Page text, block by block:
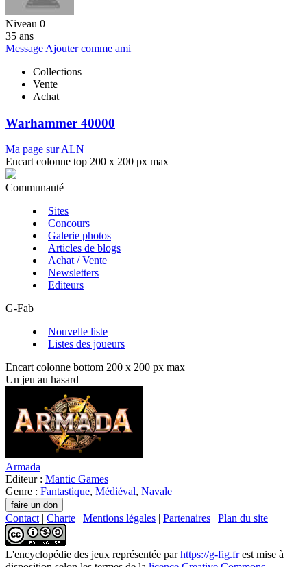
Niveau 0
35 ans
Message Ajouter comme ami
Collections
Vente
Achat
Warhammer 40000
Ma page sur ALN
Encart colonne top 200 x 200 px max
Communauté
Sites
Concours
Galerie photos
Articles de blogs
Achat / Vente
Newsletters
Editeurs
G-Fab
Nouvelle liste
Listes des joueurs
Encart colonne bottom 200 x 200 px max
Un jeu au hasard
Armada
Editeur : Mantic Games
Genre : Fantastique, Médiéval, Navale
Contact | Charte | Mentions légales | Partenaires | Plan du site
L'encyclopédie des jeux représentée parhttps://g-fig.frest mise à